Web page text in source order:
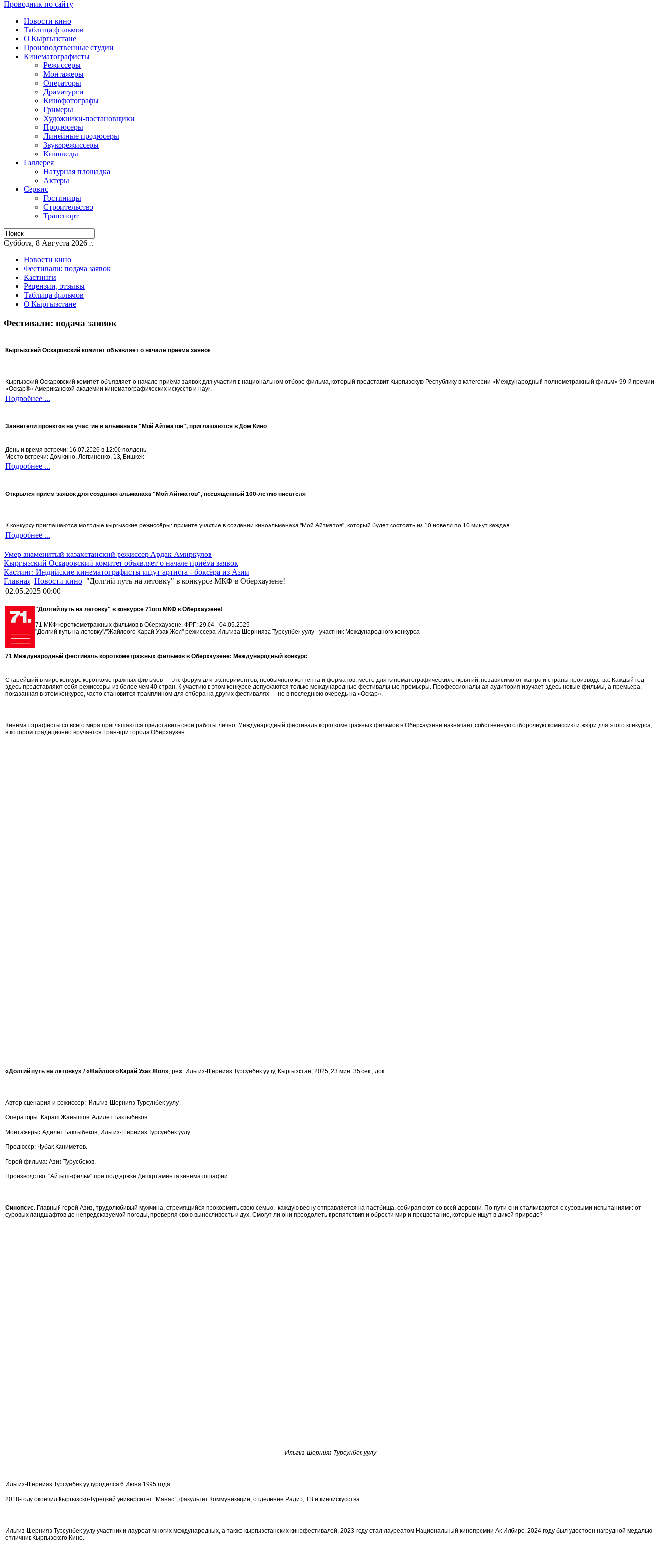
Проводник по сайту
Новости кино
Таблица фильмов
О Кыргызстане
Производственные студии
Кинематографисты
Режиссеры
Монтажеры
Операторы
Драматурги
Кинофотографы
Гримеры
Художники-постановщики
Продюсеры
Линейные продюсеры
Звукорежиссеры
Киноведы
Галлерея
Натурная площадка
Актеры
Сервис
Гостиницы
Строительство
Транспорт
Суббота, 8 Августа 2026 г.
Новости кино
Фестивали: подача заявок
Кастинги
Рецензии, отзывы
Таблица фильмов
О Кыргызстане
Фестивали: подача заявок
Кыргызский Оскаровский комитет объявляет о начале приёма заявок
Кыргызский Оскаровский комитет объявляет о начале приёма заявок для участия в национальном отборе фильма, который представит Кыргызскую Республику в категории «Международный полнометражный фильм» 99-й премии
«Оскар®» Американской академии кинематографических искусств и наук.
Подробнее ...
Заявители проектов на участие в альманахе "Мой Айтматов", приглашаются в Дом Кино
День и время встречи: 16.07.2026 в 12:00 полдень
Место встречи: Дом кино, Логвиненко, 13, Бишкек
Подробнее ...
Открылся приём заявок для создания альманаха "Мой Айтматов", посвящённый 100-летию писателя
К конкурсу приглашаются молодые кыргызские режиссёры: примите участие в создании киноальманаха "Мой Айтматов", который будет состоять из 10 новелл по 10 минут каждая.
Подробнее ...
Умер знаменитый казахстанский режиссер Ардак Амиркулов
Кыргызский Оскаровский комитет объявляет о начале приёма заявок
Кастинг: Индийские кинематографисты ищут артиста - боксёра из Азии
Главная Новости кино "Долгий путь на летовку" в конкурсе МКФ в Оберхаузене!
02.05.2025 00:00
"Долгий путь на летовку" в конкурсе 71ого МКФ в Оберхаузене!
71 МКФ короткометражных фильмов в Оберхаузене, ФРГ: 29.04 - 04.05.2025
"Долгий путь на летовку"/"Жайлоого Карай Узак Жол" режиссера Ильгиза-Шернияза Турсунбек уулу - участник Международного конкурса
71 Международный фестиваль короткометражных фильмов в Оберхаузене: Международный конкурс
Старейший в мире конкурс короткометражных фильмов — это форум для экспериментов, необычного контента и форматов, место для кинематографических открытий, независимо от жанра и страны производства. Каждый год
здесь представляют себя режиссеры из более чем 40 стран. К участию в этом конкурсе допускаются только международные фестивальные премьеры. Профессиональная аудитория изучает здесь новые фильмы, а премьера,
показанная в этом конкурсе, часто становится трамплином для отбора на других фестивалях — не в последнюю очередь на «Оскар».
Кинематографисты со всего мира приглашаются представить свои работы лично. Международный фестиваль короткометражных фильмов в Оберхаузене назначает собственную отборочную комиссию и жюри для этого конкурса,
в котором традиционно вручается Гран-при города Оберхаузен.
«Долгий путь на летовку» /«Жайлоого Карай Узак Жол», реж. Ильгиз-Шернияз Турсунбек уулу, Кыргызстан, 2025, 23 мин. 35 сек., док.
Автор сценария и режиссер: Ильгиз-Шернияз Турсунбек уулу
Операторы: Караш Жанышов, Адилет Бактыбеков
Монтажеры: Адилет Бактыбеков, Ильгиз-Шернияз Турсунбек уулу.
Продюсер: Чубак Каниметов.
Герой фильма: Азиз Турусбеков.
Производство: "Айтыш-фильм" при поддержке Департамента кинематографии
Синопсис. Главный герой Азиз, трудолюбивый мужчина, стремящийся прокормить свою семью, каждую весну отправляется на пастбища, собирая скот со всей деревни. По пути они сталкиваются с суровыми испытаниями: от
суровых ландшафтов до непредсказуемой погоды, проверяя свою выносливость и дух. Смогут ли они преодолеть препятствия и обрести мир и процветание, которые ищут в дикой природе?
Ильгиз-Шернияз Турсунбек уулу
Ильгиз-Шернияз Турсунбек уулуродился 6 Июня 1995 года.
2018-году oкончил Кыргызско-Турецкий университет “Манас”, факультет Коммуникации, отделение Радио, ТВ и киноискусства.
Ильгиз-Шернияз Турсунбек уулу участник и лауреат многих международных, а также кыргызстанских кинофестивалей, 2023-году стал лауреатом Национальный кинопремии Ак Илбирс. 2024-году был удостоен нагрудной медалью
отличник Кыргызского Кино.